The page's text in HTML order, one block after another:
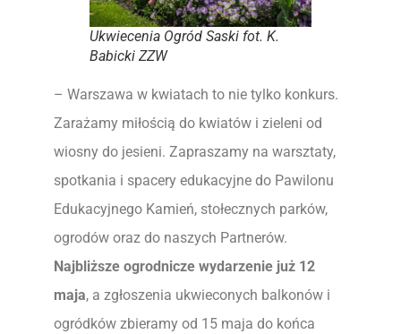
Ukwiecenia Ogród Saski fot. K.
Babicki ZZW
– Warszawa w kwiatach to nie tylko konkurs.
Zarażamy miłością do kwiatów i zieleni od
wiosny do jesieni. Zapraszamy na warsztaty,
spotkania i spacery edukacyjne do Pawilonu
Edukacyjnego Kamień, stołecznych parków,
ogrodów oraz do naszych Partnerów.
Najbliższe ogrodnicze wydarzenie już 12
maja, a zgłoszenia ukwieconych balkonów i
ogródków zbieramy od 15 maja do końca